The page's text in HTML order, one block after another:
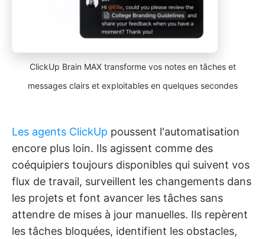
ClickUp Brain MAX transforme vos notes en tâches et
messages clairs et exploitables en quelques secondes
Les agents ClickUp poussent l'automatisation
encore plus loin. Ils agissent comme des
coéquipiers toujours disponibles qui suivent vos
flux de travail, surveillent les changements dans
les projets et font avancer les tâches sans
attendre de mises à jour manuelles. Ils repèrent
les tâches bloquées, identifient les obstacles,